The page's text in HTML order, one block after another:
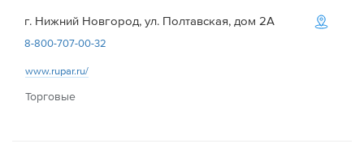
г. Нижний Новгород, ул. Полтавская, дом 2А
8-800-707-00-32
www.rupar.ru/
Торговые